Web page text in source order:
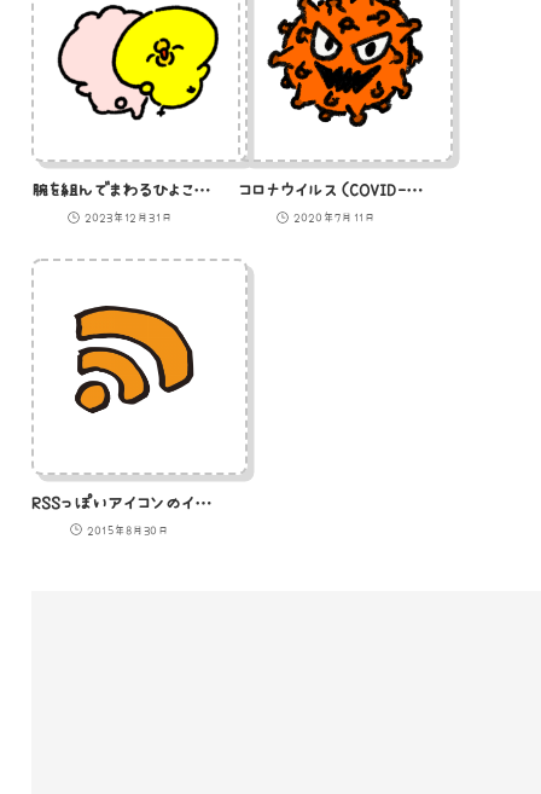
腕を組んでまわるひよことうさぎのGIFアニメ
2023年12月31日
コロナウイルス（COVID-19）のイラスト
2020年7月11日
RSSっぽいアイコンのイラスト
2015年8月30日